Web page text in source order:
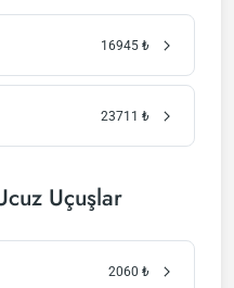
16945 ₺
23711 ₺
Uçuşlar
2060 ₺